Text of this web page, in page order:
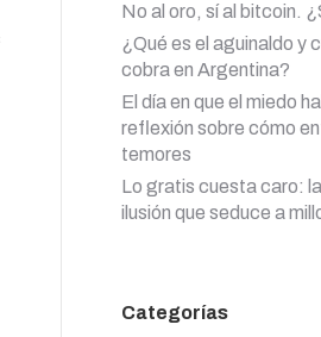
No al oro, sí al bitcoin.
¿Qué es el aguinaldo y
cobra en Argentina?
El día en que el miedo
reflexión sobre cómo
temores
Lo gratis cuesta caro:
ilusión que seduce a
Categorías